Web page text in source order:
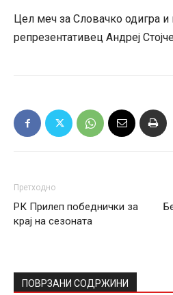
Цел меч за Словачко одигра
репрезентативец Андреј
Претходно
РК Прилеп победнички за
крај на сезоната
ПОВРЗАНИ СОДРЖИНИ